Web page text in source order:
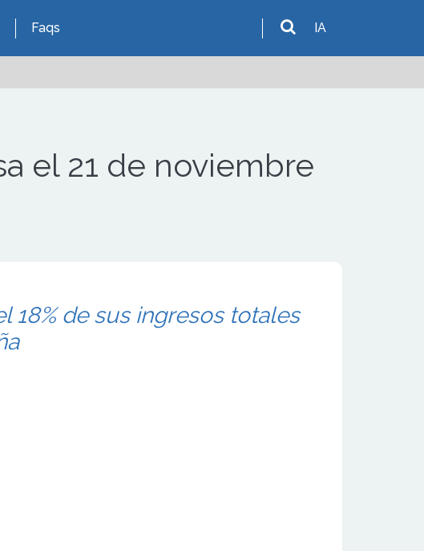
Faqs IA
el 21 de noviembre
18% de sus ingresos totales